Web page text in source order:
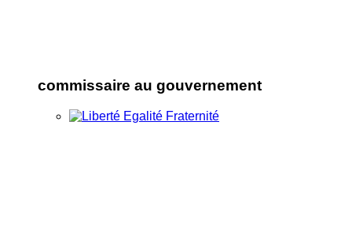
commissaire au gouvernement